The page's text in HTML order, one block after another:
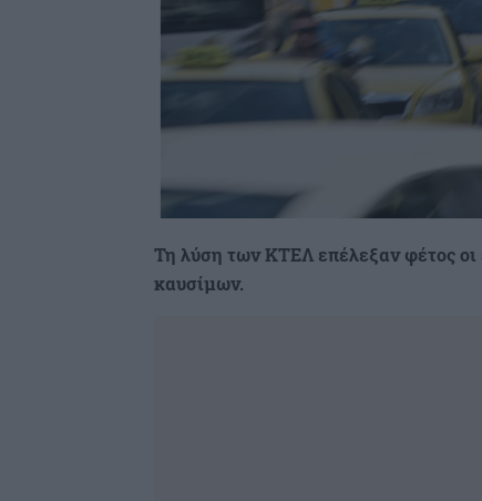
Τη λύση των ΚΤΕΛ επέλεξαν φέτος οι
καυσίμων.